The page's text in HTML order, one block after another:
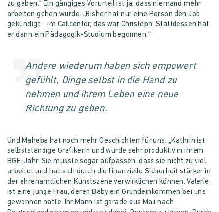
zu geben." Ein gängiges Vorurteil ist ja, dass niemand mehr
arbeiten gehen würde. „Bisher hat nur eine Person den Job
gekündigt – im Callcenter, das war Christoph. Stattdessen hat
er dann ein Pädagogik-Studium begonnen.“
Andere wiederum haben sich empowert
gefühlt, Dinge selbst in die Hand zu
nehmen und ihrem Leben eine neue
Richtung zu geben.
Und Maheba hat noch mehr Geschichten für uns: „Kathrin ist
selbstständige Grafikerin und wurde sehr produktiv in ihrem
BGE-Jahr. Sie musste sogar aufpassen, dass sie nicht zu viel
arbeitet und hat sich durch die finanzielle Sicherheit stärker in
der ehrenamtlichen Kunstszene verwirklichen können. Valerie
ist eine junge Frau, deren Baby ein Grundeinkommen bei uns
gewonnen hatte. Ihr Mann ist gerade aus Mali nach